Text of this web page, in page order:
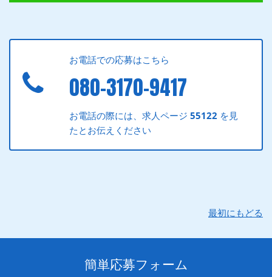
お電話での応募はこちら
080-3170-9417
お電話の際には、求人ページ55122 を見
たとお伝えください
最初にもどる
簡単応募フォーム